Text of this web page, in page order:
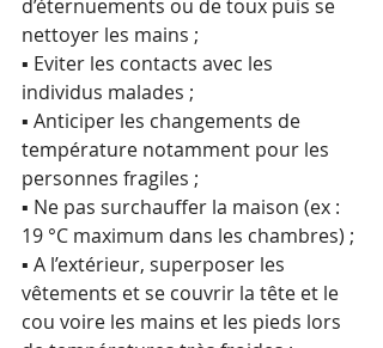
d’éternuements ou de toux puis se
nettoyer les mains ;
▪ Eviter les contacts avec les
individus malades ;
▪ Anticiper les changements de
température notamment pour les
personnes fragiles ;
▪ Ne pas surchauffer la maison (ex :
19 °C maximum dans les chambres) ;
▪ A l’extérieur, superposer les
vêtements et se couvrir la tête et le
cou voire les mains et les pieds lors